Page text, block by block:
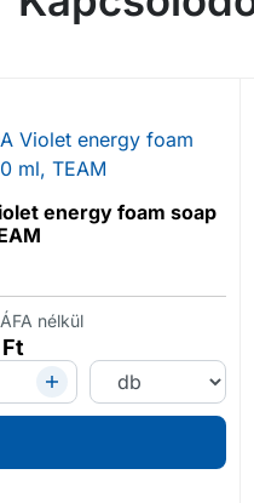
energy foam soap
Ft
ÁFA nélkül